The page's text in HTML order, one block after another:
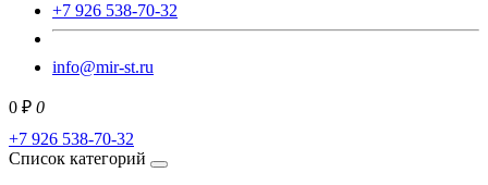
+7 926 538-70-32
info@mir-st.ru
0 ₽ 0
+7 926 538-70-32
Список категорий